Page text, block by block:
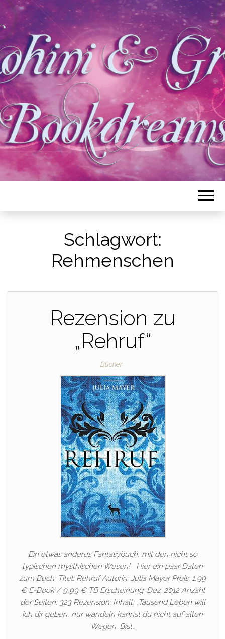
Schlagwort:
Rehmenschen
Rezension zu
„Rehruf“
Bücher
Ein etwas anderes Fantasybuch, mit den nicht so
typischen mysthischen Wesen! Hier ein paar Daten
zum Buch: Titel: Rehruf Autorin: Julia Mayer Preis: 1,99
€ E-Book / 9,99 € TB Erscheinung: Dez. 2012 Anzahl
der Seiten: 323 Rezension: Inhalt: „Tausend Leben will
ich dir geben, nur wandeln kannst du nicht auf alten
Wegen. Bist…